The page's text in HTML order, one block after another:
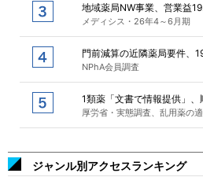
地域薬局NW事業、営業益
メディシス・26年4～6月期
門前減算の近隣薬局要件、
NPhA会員調査
1類薬「文書で情報提供」
厚労省・実態調査、乱用薬の
ジャンル別アクセスランキング